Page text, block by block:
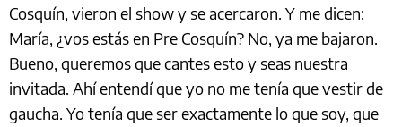
Cosquín, vieron el show y se acercaron. Y me dicen:
María, ¿vos estás en Pre Cosquín? No, ya me bajaron.
Bueno, queremos que cantes esto y seas nuestra
invitada. Ahí entendí que yo no me tenía que vestir de
gaucha. Yo tenía que ser exactamente lo que soy, que